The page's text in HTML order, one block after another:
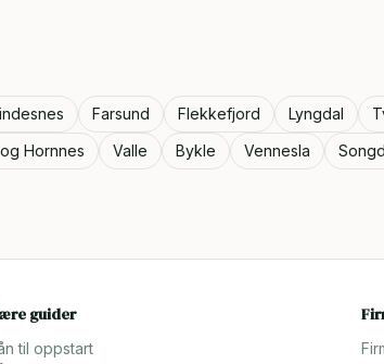
Farsund Flekkefjord Lyngdal
Hornnes Valle Bykle Vennesla
guider
til oppstart